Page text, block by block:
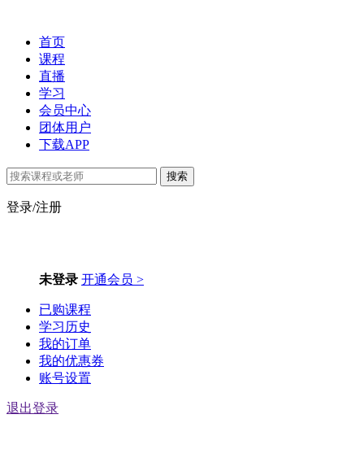
首页
课程
直播
学习
会员中心
团体用户
下载APP
搜索
登录/注册
未登录 开通会员 >
已购课程
学习历史
我的订单
我的优惠券
账号设置
退出登录